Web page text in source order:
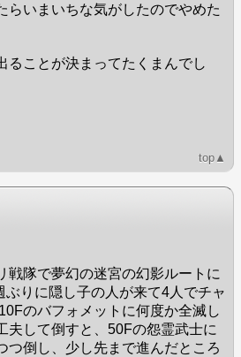
らいまいちな気がしたのでやめた
ることが決まってたくまんでし
top▲
戦隊で夢幻の迷宮の幻影ルートに
ぶりに隠し子の人が来て4人でチャ
のバフォメットに何度か全滅し
夫して倒すと、50Fの怨霊武士に
つ倒し、少し先まで進んだところ